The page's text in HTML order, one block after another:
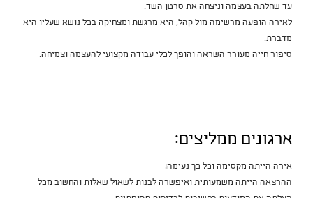
עד שחלתה בעצמה וניצחה את סרטן השד.
לאירה הופעה מרשימה מול קהל, היא מרגשת ומצחיקה בכל נושא שעליו היא
מדברת.
סיפור חייה מעורר השראה והופך לכלי עבודה מקצועי להעצמה וצמיחה.
ארגונים ממליצים:
אירה הייתה מקסימה וכל כך נעימה!
ההרצאה הייתה משמעותית ואיפשרה לבנות לשאול שאלות והחשוב מכל